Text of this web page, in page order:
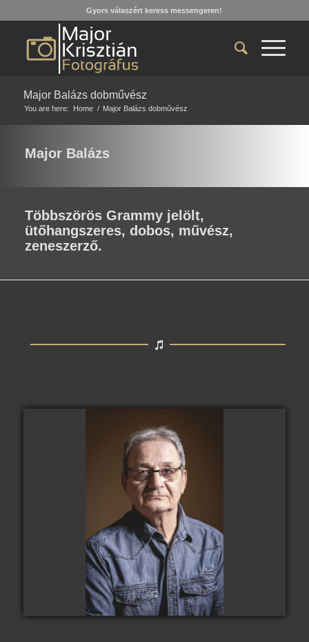
Gyors válaszért keress messengeren!
Major Balázs dobművész
You are here: Home / Major Balázs dobművész
Major Balázs
Többszörös Grammy jelölt,
ütőhangszeres, dobos, művész,
zeneszerző.